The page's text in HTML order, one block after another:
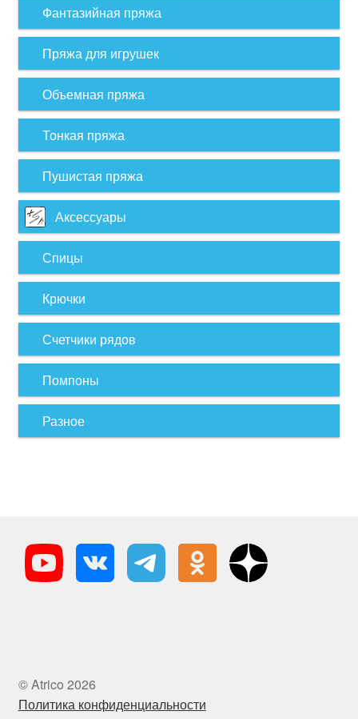
Фантазийная пряжа
Пряжа для игрушек
Объемная пряжа
Тонкая пряжа
Пушистая пряжа
Аксессуары
Спицы
Крючки
Счетчики рядов
Помпоны
Разное
© Atrico 2026
Политика конфиденциальности